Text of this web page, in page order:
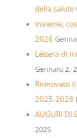
della salute
Insieme,
2026
Lettera di
Gennaio 2,
Rinnovato
2025-2028
AUGURI DI
2025